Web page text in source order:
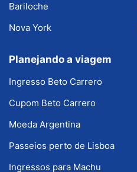
Bariloche
Nova York
Planejando a viagem
Ingresso Beto Carrero
Cupom Beto Carrero
Moeda Argentina
Passeios perto de Lisboa
Ingressos para Machu